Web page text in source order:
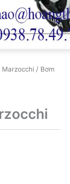
Marzocchi / Bơm